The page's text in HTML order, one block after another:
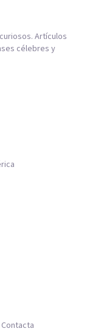
Artículos
célebres y
Contacta